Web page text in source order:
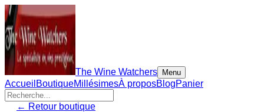
The Wine Watchers Menu
Accueil BoutiqueMillésimesÀ proposBlogPanier
← Retour boutique